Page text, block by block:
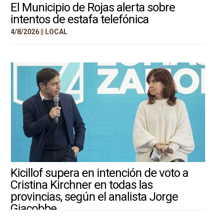
El Municipio de Rojas alerta sobre
intentos de estafa telefónica
4/8/2026 || LOCAL
Kicillof supera en intención de voto a
Cristina Kirchner en todas las
provincias, según el analista Jorge
Giacobbe